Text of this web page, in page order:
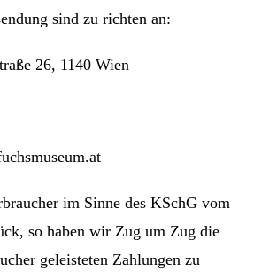
sind zu richten an:
26, 1140 Wien
im Sinne des KSchG vom
so haben wir Zug um Zug die
geleisteten Zahlungen zu